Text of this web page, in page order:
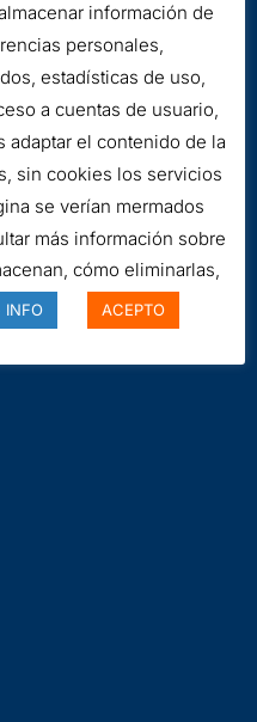
legal
información de
personales,
estadísticas de uso,
a cuentas de usuario,
adaptar el contenido de la
sin cookies los servicios
se verían mermados
más información sobre
cómo eliminarlas,
INFO ACEPTO